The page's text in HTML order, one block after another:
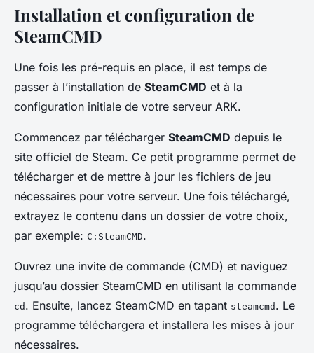
Installation et configuration de
SteamCMD
Une fois les pré-requis en place, il est temps de
passer à l’installation de SteamCMD et à la
configuration initiale de votre serveur ARK.
Commencez par télécharger SteamCMD depuis le
site officiel de Steam. Ce petit programme permet de
télécharger et de mettre à jour les fichiers de jeu
nécessaires pour votre serveur. Une fois téléchargé,
extrayez le contenu dans un dossier de votre choix,
par exemple: C:SteamCMD.
Ouvrez une invite de commande (CMD) et naviguez
jusqu’au dossier SteamCMD en utilisant la commande
cd . Ensuite, lancez SteamCMD en tapant steamcmd . Le
programme téléchargera et installera les mises à jour
nécessaires.